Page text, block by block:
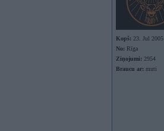
Kopš: 23. Jul 2005
No: Rīga
Ziņojumi: 2954
Braucu ar: muti